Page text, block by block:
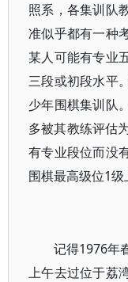
照系，各集训队
准似乎都有一种
某人可能有专业
三段或初段水平
少年围棋集训队
多被其教练评估
有专业段位而没
围棋最高级位1级
记得1976年
上午去过位于荔